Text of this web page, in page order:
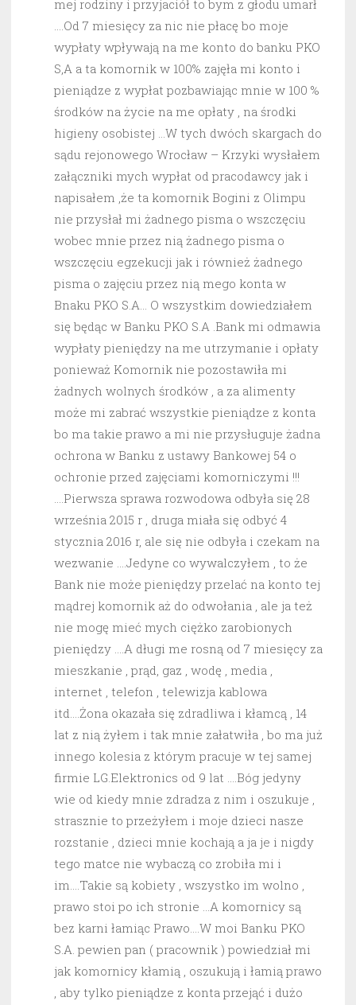
mej rodziny i przyjaciół to bym z głodu umarł
….Od 7 miesięcy za nic nie płacę bo moje
wypłaty wpływają na me konto do banku PKO
S,A a ta komornik w 100% zajęła mi konto i
pieniądze z wypłat pozbawiając mnie w 100 %
środków na życie na me opłaty , na środki
higieny osobistej …W tych dwóch skargach do
sądu rejonowego Wrocław – Krzyki wysłałem
załączniki mych wypłat od pracodawcy jak i
napisałem ,że ta komornik Bogini z Olimpu
nie przysłał mi żadnego pisma o wszczęciu
wobec mnie przez nią żadnego pisma o
wszczęciu egzekucji jak i również żadnego
pisma o zajęciu przez nią mego konta w
Bnaku PKO S.A… O wszystkim dowiedziałem
się będąc w Banku PKO S.A .Bank mi odmawia
wypłaty pieniędzy na me utrzymanie i opłaty
ponieważ Komornik nie pozostawiła mi
żadnych wolnych środków , a za alimenty
może mi zabrać wszystkie pieniądze z konta
bo ma takie prawo a mi nie przysługuje żadna
ochrona w Banku z ustawy Bankowej 54 o
ochronie przed zajęciami komorniczymi !!!
….Pierwsza sprawa rozwodowa odbyła się 28
września 2015 r , druga miała się odbyć 4
stycznia 2016 r, ale się nie odbyła i czekam na
wezwanie ….Jedyne co wywalczyłem , to że
Bank nie może pieniędzy przelać na konto tej
mądrej komornik aż do odwołania , ale ja też
nie mogę mieć mych ciężko zarobionych
pieniędzy ….A długi me rosną od 7 miesięcy za
mieszkanie , prąd, gaz , wodę , media ,
internet , telefon , telewizja kablowa
itd….Żona okazała się zdradliwa i kłamcą , 14
lat z nią żyłem i tak mnie załatwiła , bo ma już
innego kolesia z którym pracuje w tej samej
firmie LG.Elektronics od 9 lat ….Bóg jedyny
wie od kiedy mnie zdradza z nim i oszukuje ,
strasznie to przeżyłem i moje dzieci nasze
rozstanie , dzieci mnie kochają a ja je i nigdy
tego matce nie wybaczą co zrobiła mi i
im….Takie są kobiety , wszystko im wolno ,
prawo stoi po ich stronie …A komornicy są
bez karni łamiąc Prawo….W moi Banku PKO
S.A. pewien pan ( pracownik ) powiedział mi
jak komornicy kłamią , oszukują i łamią prawo
, aby tylko pieniądze z konta przejąć i dużo